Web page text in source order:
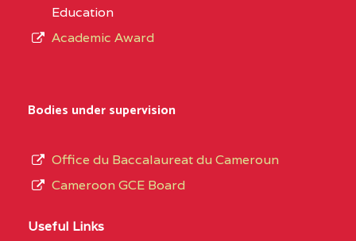
Education
Academic Award
Bodies under supervision
Office du Baccalaureat du Cameroun
Cameroon GCE Board
Useful Links